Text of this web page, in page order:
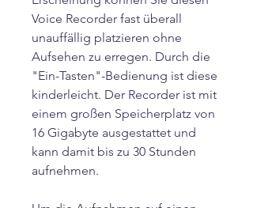
Voice Recorder fast überall
unauffällig platzieren ohne
Aufsehen zu erregen. Durch die
"Ein-Tasten"-Bedienung ist diese
kinderleicht. Der Recorder ist mit
einem großen Speicherplatz von
16 Gigabyte ausgestattet und
kann damit bis zu 30 Stunden
aufnehmen.